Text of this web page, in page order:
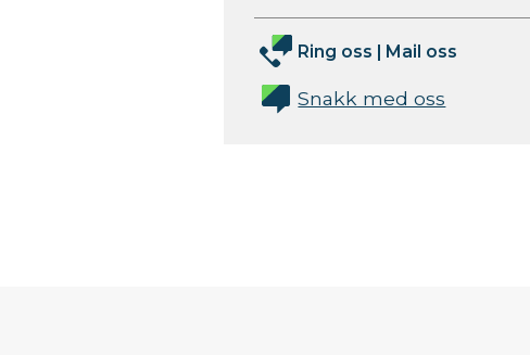
Ring oss | Mail oss
Snakk med oss